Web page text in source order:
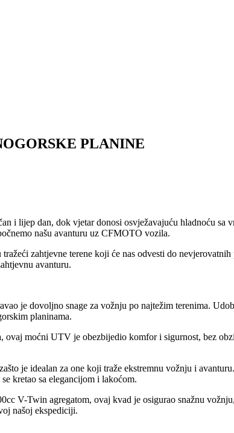
PLANINE
i lijep dan, dok vjetar donosi osvježavajuću hladnoću
našu avanturu uz CFMOTO vozila.
zahtjevne terene koji će nas odvesti do
avanturu.
je dovoljno snage za vožnju po najtežim terenima.
planinama.
ovaj moćni UTV je obezbijedio komfor i sigurnost, bez
je idealan za one koji traže ekstremnu vožnju i
kretao sa elegancijom i lakoćom.
V-Twin agregatom, ovaj kvad je osigurao snažnu
našoj ekspediciji.